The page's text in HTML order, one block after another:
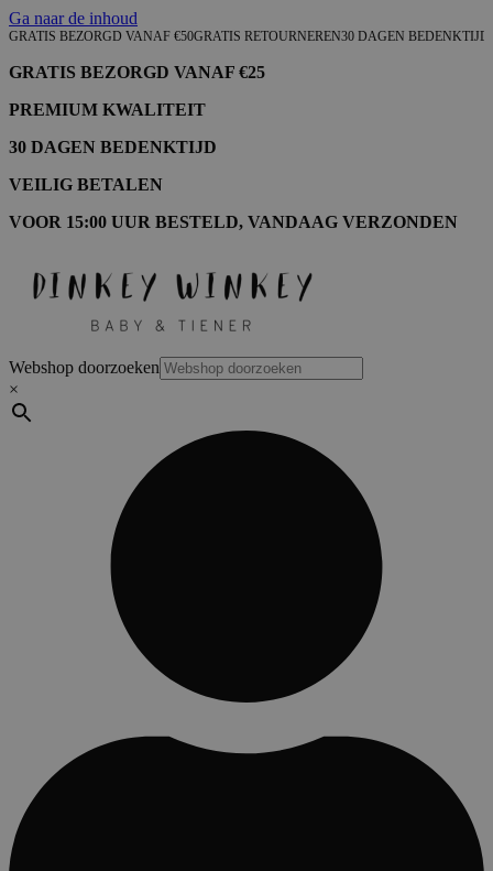
Ga naar de inhoud
GRATIS BEZORGD VANAF €50GRATIS RETOURNEREN30 DAGEN BEDENKTIJD
GRATIS BEZORGD VANAF €25
PREMIUM KWALITEIT
30 DAGEN BEDENKTIJD
VEILIG BETALEN
VOOR 15:00 UUR BESTELD, VANDAAG VERZONDEN
Webshop doorzoeken
×